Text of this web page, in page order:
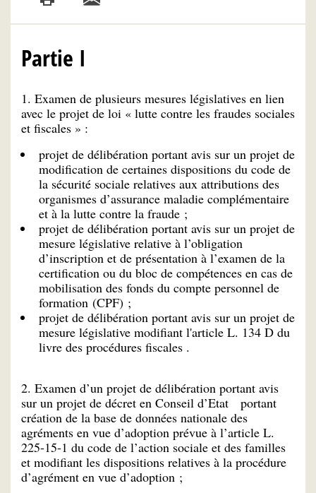
Partie I
1. Examen de plusieurs mesures législatives en lien
avec le projet de loi « lutte contre les fraudes sociales
et fiscales » :
projet de délibération portant avis sur un projet de
modification de certaines dispositions du code de
la sécurité sociale relatives aux attributions des
organismes d’assurance maladie complémentaire
et à la lutte contre la fraude ;
projet de délibération portant avis sur un projet de
mesure législative relative à l’obligation
d’inscription et de présentation à l’examen de la
certification ou du bloc de compétences en cas de
mobilisation des fonds du compte personnel de
formation (CPF) ;
projet de délibération portant avis sur un projet de
mesure législative modifiant l'article L. 134 D du
livre des procédures fiscales .
2. Examen d’un projet de délibération portant avis
sur un projet de décret en Conseil d’Etat portant
création de la base de données nationale des
agréments en vue d’adoption prévue à l’article L.
225-15-1 du code de l’action sociale et des familles
et modifiant les dispositions relatives à la procédure
d’agrément en vue d’adoption ;